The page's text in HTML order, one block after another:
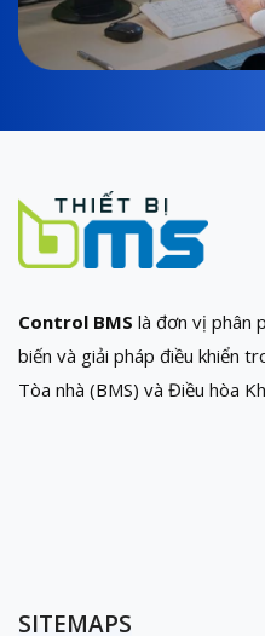
Control BMS là đơn vị phân
biến và giải pháp điều khiển
Tòa nhà (BMS) và Điều hòa
SITEMAPS